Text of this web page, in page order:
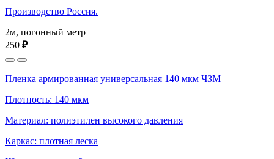
Производство Россия.
2м, погонный метр
250 ₽
Пленка армированная универсальная 140 мкм ЧЗМ
Плотность: 140 мкм
Материал: полиэтилен высокого давления
Каркас: плотная леска